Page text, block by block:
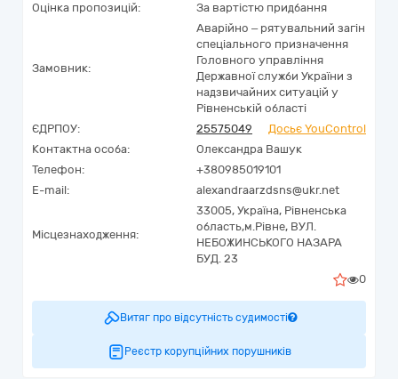
Оцінка пропозицій:
За вартістю придбання
Замовник:
Аварійно – рятувальний загін
спеціального призначення
Головного управління
Державної служби України з
надзвичайних ситуацій у
Рівненській області
ЄДРПОУ:
25575049
Досьє YouControl
Контактна особа:
Олександра Вашук
Телефон:
+380985019101
E-mail:
alexandraarzdsns@ukr.net
Місцезнаходження:
33005, Україна, Рівненська
область,м.Рівне, ВУЛ.
НЕБОЖИНСЬКОГО НАЗАРА
БУД. 23
0
Витяг про відсутність судимості
Реєстр корупційних порушників